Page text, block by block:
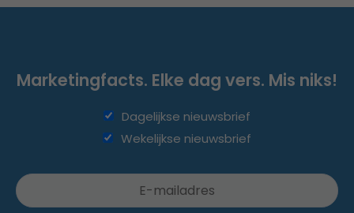
Marketingfacts. Elke dag vers. Mis niks!
Dagelijkse nieuwsbrief
Wekelijkse nieuwsbrief